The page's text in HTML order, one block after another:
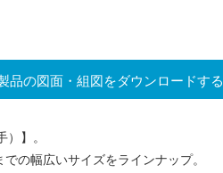
品の図面・組図をダウンロードする
】。
の幅広いサイズをラインナップ。